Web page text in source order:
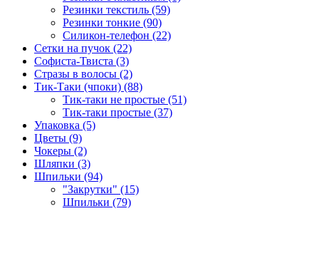
Резинки текстиль (59)
Резинки тонкие (90)
Силикон-телефон (22)
Сетки на пучок (22)
Софиста-Твиста (3)
Стразы в волосы (2)
Тик-Таки (чпоки) (88)
Тик-таки не простые (51)
Тик-таки простые (37)
Упаковка (5)
Цветы (9)
Чокеры (2)
Шляпки (3)
Шпильки (94)
"Закрутки" (15)
Шпильки (79)